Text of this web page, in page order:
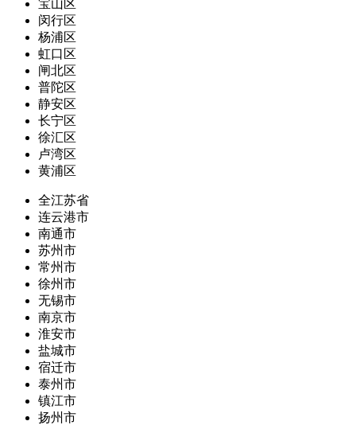
宝山区
闵行区
杨浦区
虹口区
闸北区
普陀区
静安区
长宁区
徐汇区
卢湾区
黄浦区
全江苏省
连云港市
南通市
苏州市
常州市
徐州市
无锡市
南京市
淮安市
盐城市
宿迁市
泰州市
镇江市
扬州市